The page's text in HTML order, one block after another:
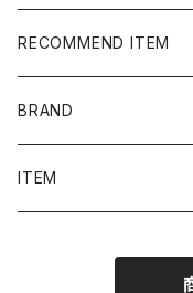
RECOMMEND ITEM
BRAND
NIKE
ITEM